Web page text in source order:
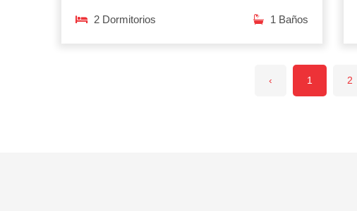
2 Dormitorios 1 Baños
‹ 1 2